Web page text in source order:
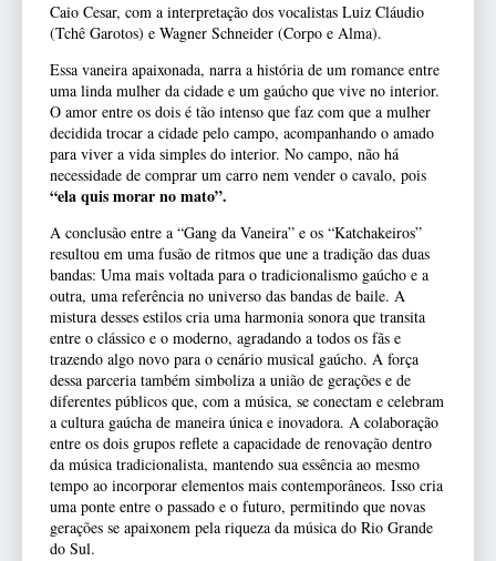
Caio Cesar, com a interpretação dos vocalistas Luiz Cláudio
(Tchê Garotos) e Wagner Schneider (Corpo e Alma).
Essa vaneira apaixonada, narra a história de um romance entre
uma linda mulher da cidade e um gaúcho que vive no interior.
O amor entre os dois é tão intenso que faz com que a mulher
decidida trocar a cidade pelo campo, acompanhando o amado
para viver a vida simples do interior. No campo, não há
necessidade de comprar um carro nem vender o cavalo, pois
“ela quis morar no mato”.
A conclusão entre a “Gang da Vaneira” e os “Katchakeiros”
resultou em uma fusão de ritmos que une a tradição das duas
bandas: Uma mais voltada para o tradicionalismo gaúcho e a
outra, uma referência no universo das bandas de baile. A
mistura desses estilos cria uma harmonia sonora que transita
entre o clássico e o moderno, agradando a todos os fãs e
trazendo algo novo para o cenário musical gaúcho. A força
dessa parceria também simboliza a união de gerações e de
diferentes públicos que, com a música, se conectam e celebram
a cultura gaúcha de maneira única e inovadora. A colaboração
entre os dois grupos reflete a capacidade de renovação dentro
da música tradicionalista, mantendo sua essência ao mesmo
tempo ao incorporar elementos mais contemporâneos. Isso cria
uma ponte entre o passado e o futuro, permitindo que novas
gerações se apaixonem pela riqueza da música do Rio Grande
do Sul.